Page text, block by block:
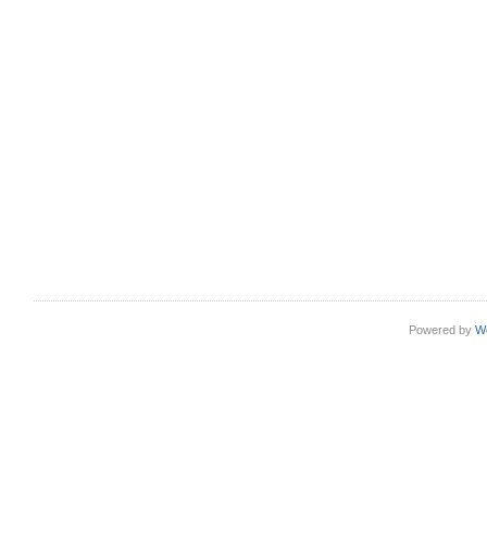
Powered by